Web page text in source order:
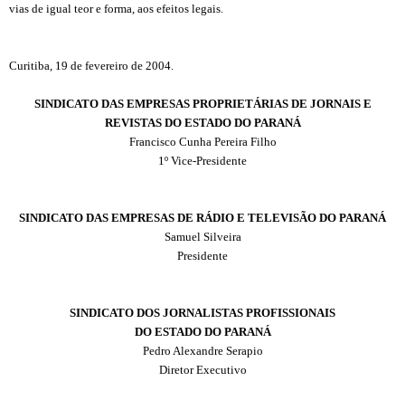
vias de igual teor e forma, aos efeitos legais.
Curitiba, 19 de fevereiro de 2004.
SINDICATO DAS EMPRESAS PROPRIETÁRIAS DE JORNAIS E
REVISTAS DO ESTADO DO PARANÁ
Francisco Cunha Pereira Filho
1º Vice-Presidente
SINDICATO DAS EMPRESAS DE RÁDIO E TELEVISÃO DO PARANÁ
Samuel Silveira
Presidente
SINDICATO DOS JORNALISTAS PROFISSIONAIS
DO ESTADO DO PARANÁ
Pedro Alexandre Serapio
Diretor Executivo